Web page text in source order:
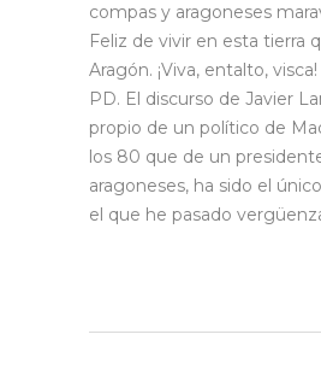
compas y aragoneses
Feliz de vivir en esta tierra
Aragón. ¡Viva, entalto, visca!
PD. El discurso de Javier
propio de un político de
los 80 que de un
aragoneses, ha sido el
el que he pasado